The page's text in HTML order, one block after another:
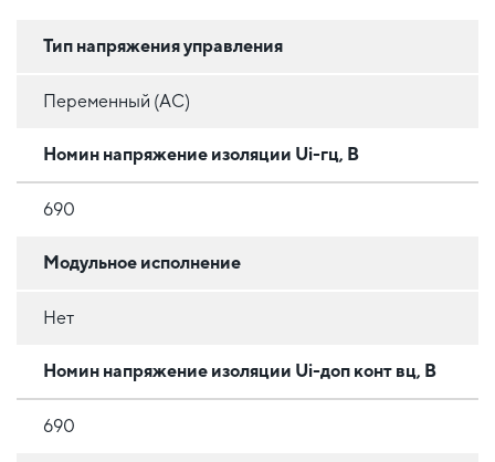
Тип напряжения управления
Переменный (AC)
Номин напряжение изоляции Ui-гц, В
690
Модульное исполнение
Нет
Номин напряжение изоляции Ui-доп конт вц, В
690